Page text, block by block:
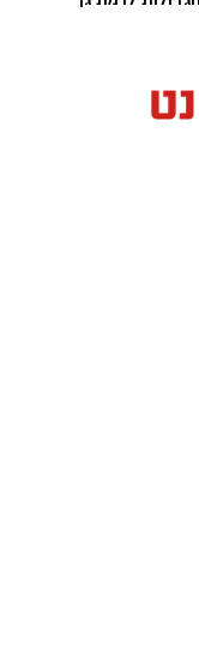
גן ב-24 שעות - ריכוז
מוקדים בעיר
תחנת